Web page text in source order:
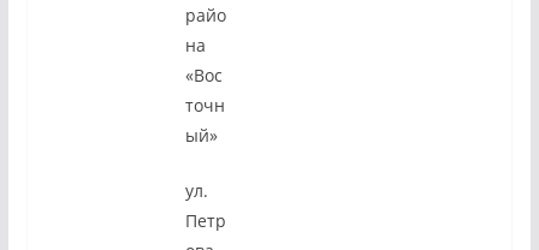
райо
на
«Вос
точн
ый»
ул.
Петр